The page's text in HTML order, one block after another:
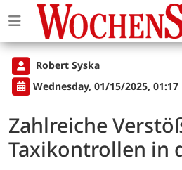
Robert Syska
Wednesday, 01/15/2025, 01:17
Zahlreiche
Taxikontrollen in